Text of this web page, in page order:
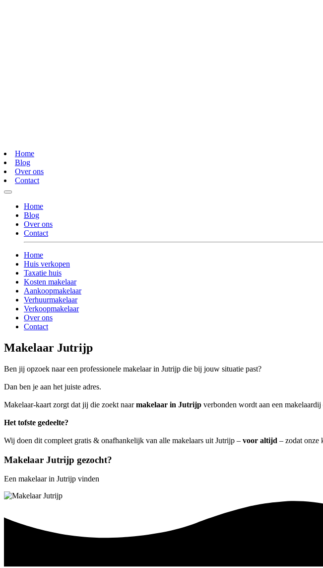
Home
Blog
Over ons
Contact
Home
Blog
Over ons
Contact
Home
Huis verkopen
Taxatie huis
Kosten makelaar
Aankoopmakelaar
Verhuurmakelaar
Verkoopmakelaar
Over ons
Contact
Makelaar Jutrijp
Ben jij opzoek naar een professionele makelaar in Jutrijp die bij jouw situatie past?
Dan ben je aan het juiste adres.
Makelaar-kaart zorgt dat jij die zoekt naarmakelaar in Jutrijp verbonden wordt aan een
Het tofste gedeelte?
Wij doen dit compleet gratis & onafhankelijk van alle makelaars uit Jutrijp – voor altijd – zodat onze
Makelaar Jutrijp gezocht?
Een makelaar in Jutrijp vinden